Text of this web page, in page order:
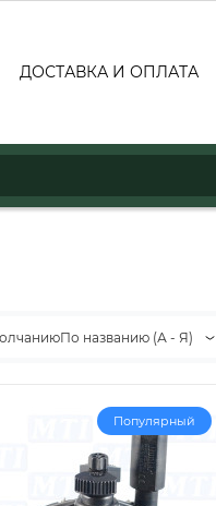
ДОСТАВКА И ОПЛАТА
названию (А - Я)
Популярный